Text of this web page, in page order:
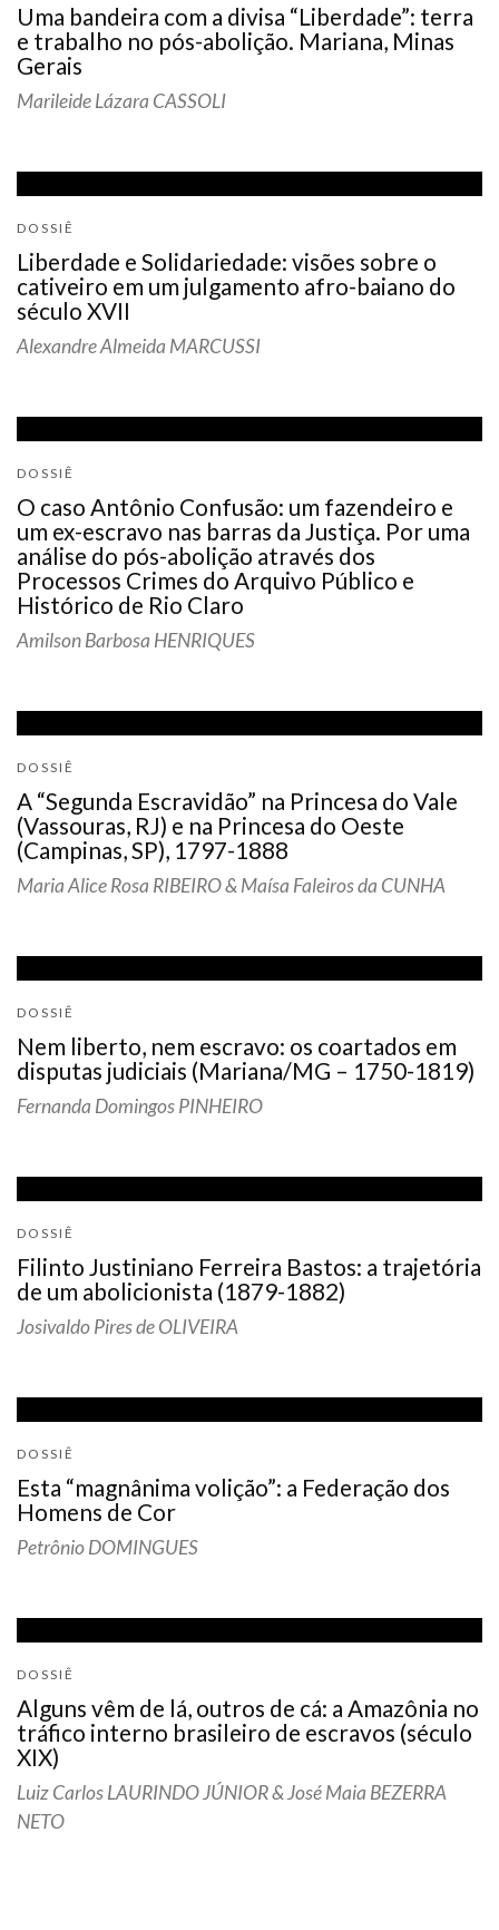
Uma bandeira com a divisa “Liberdade”: terra
e trabalho no pós-abolição. Mariana, Minas
Gerais
Marileide Lázara CASSOLI
DOSSIÊ
Liberdade e Solidariedade: visões sobre o
cativeiro em um julgamento afro-baiano do
século XVII
Alexandre Almeida MARCUSSI
DOSSIÊ
O caso Antônio Confusão: um fazendeiro e
um ex-escravo nas barras da Justiça. Por uma
análise do pós-abolição através dos
Processos Crimes do Arquivo Público e
Histórico de Rio Claro
Amilson Barbosa HENRIQUES
DOSSIÊ
A “Segunda Escravidão” na Princesa do Vale
(Vassouras, RJ) e na Princesa do Oeste
(Campinas, SP), 1797-1888
Maria Alice Rosa RIBEIRO & Maísa Faleiros da CUNHA
DOSSIÊ
Nem liberto, nem escravo: os coartados em
disputas judiciais (Mariana/MG – 1750-1819)
Fernanda Domingos PINHEIRO
DOSSIÊ
Filinto Justiniano Ferreira Bastos: a trajetória
de um abolicionista (1879-1882)
Josivaldo Pires de OLIVEIRA
DOSSIÊ
Esta “magnânima volição”: a Federação dos
Homens de Cor
Petrônio DOMINGUES
DOSSIÊ
Alguns vêm de lá, outros de cá: a Amazônia no
tráfico interno brasileiro de escravos (século
XIX)
Luiz Carlos LAURINDO JÚNIOR & José Maia BEZERRA
NETO